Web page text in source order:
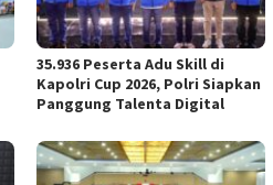
35.936 Peserta Adu Skill di
Kapolri Cup 2026, Polri Siapkan
Panggung Talenta Digital